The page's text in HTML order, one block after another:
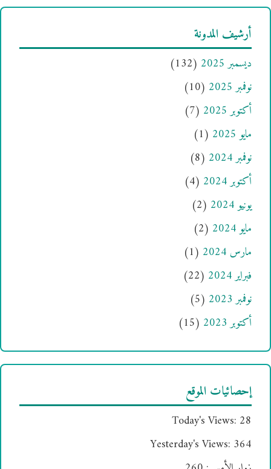
أرشيف المدونة
ديسمبر 2025
(132)
نوفمبر 2025
(10)
أكتوبر 2025
(7)
مايو 2025
(1)
نوفمبر 2024
(8)
أكتوبر 2024
(4)
يونيو 2024
(2)
مايو 2024
(2)
مارس 2024
(1)
فبراير 2024
(22)
نوفمبر 2023
(5)
أكتوبر 2023
(15)
إحصائيات الموقع
Today's Views: 28
Yesterday's Views: 364